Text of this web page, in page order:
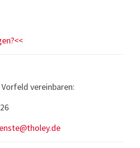
vereinbaren: